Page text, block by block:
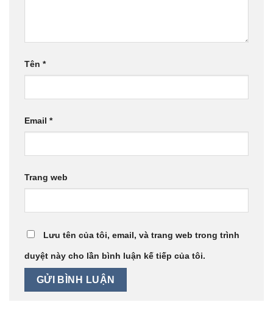
Tên *
Email *
Trang web
Lưu tên của tôi, email, và trang web trong trình
duyệt này cho lần bình luận kế tiếp của tôi.